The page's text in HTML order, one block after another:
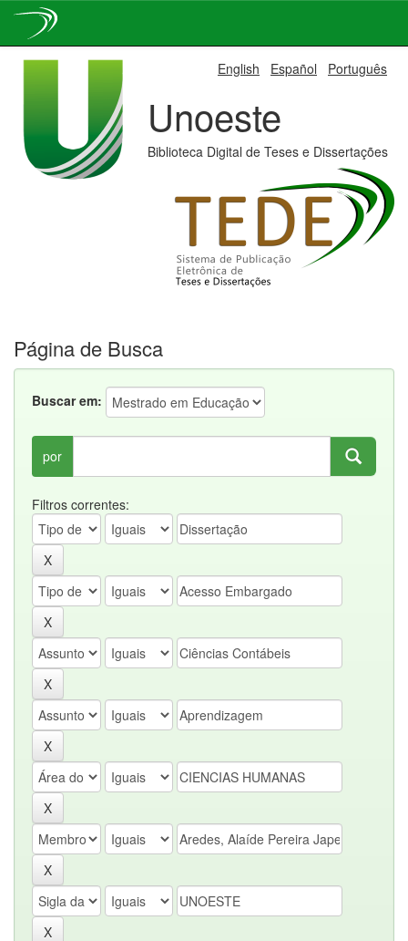
English Español Português
Unoeste
Biblioteca Digital de Teses e Dissertações
Página de Busca
Buscar em:
por
Filtros correntes: